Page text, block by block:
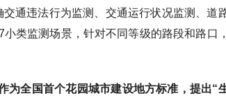
通违法行为监测、交通运行状况监测、道
类监测场景，针对不同等级的路段和路口
为全国首个花园城市建设地方标准，提出“